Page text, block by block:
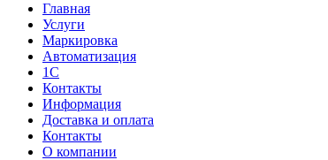
Главная
Услуги
Маркировка
Автоматизация
1С
Контакты
Информация
Доставка и оплата
Контакты
О компании